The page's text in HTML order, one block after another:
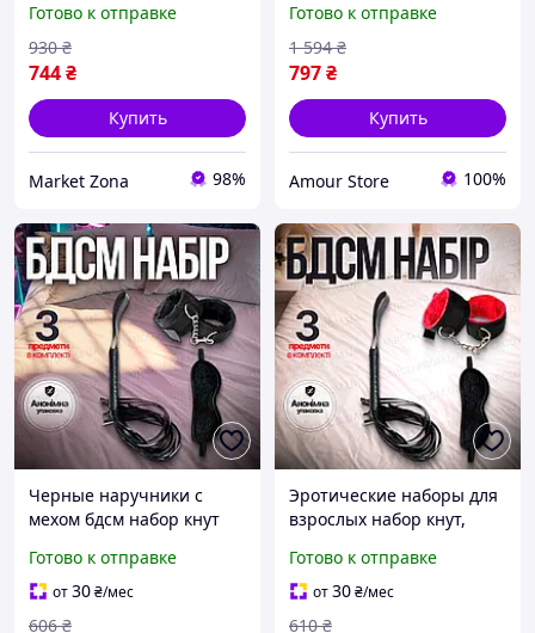
доминирования кляп
Готово к отправке
744₴
930 ₴
Купить
Market Zona 98%
Готово к отправке
797₴
1 594 ₴
Купить
Amour Store 100%
Черные наручники с
мехом бдсм набор кнут
эротические наборы для
секса
Готово к отправке
от30₴/мес
606 ₴
Эротические наборы для
взрослых набор кнут,
наручники и БДСМ маска
на глаза
Готово к отправке
от30₴/мес
610 ₴